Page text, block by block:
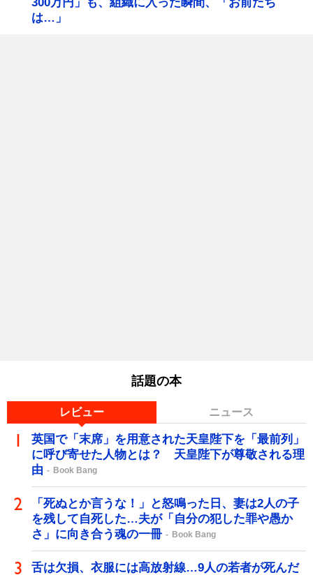
は…」
話題の本
レビュー ニュース
英国で「末席」を用意された天皇陛下を「最前列」
に呼び寄せた人物とは？ 天皇陛下が尊敬される理
由
Book Bang
「死ぬとか言うな！」と怒鳴った日、妻は2人の子
を残して自死した…夫が「自分の犯した罪や愚か
さ」に向き合う魂の一冊
Book Bang
舌は欠損、衣服には高放射線…9人の若者が死んだ